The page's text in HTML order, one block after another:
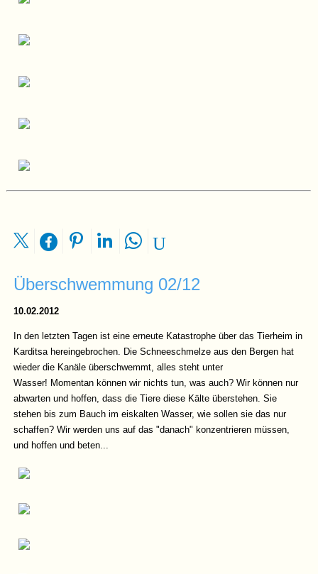
Überschwemmung 02/12
10.02.2012
In den letzten Tagen ist eine erneute Katastrophe über das Tierheim in
Karditsa hereingebrochen. Die Schneeschmelze aus den Bergen hat
wieder die Kanäle überschwemmt, alles steht unter
Wasser! Momentan können wir nichts tun, was auch? Wir können nur
abwarten und hoffen, dass die Tiere diese Kälte überstehen. Sie
stehen bis zum Bauch im eiskalten Wasser, wie sollen sie das nur
schaffen? Wir werden uns auf das "danach" konzentrieren müssen,
und hoffen und beten...